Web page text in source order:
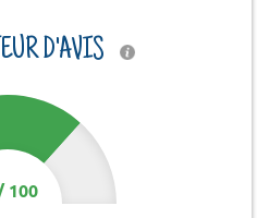
D'AVIS
100